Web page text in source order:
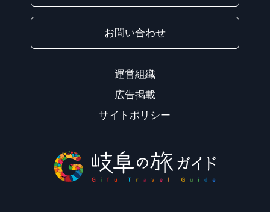
お問い合わせ
運営組織
広告掲載
サイトポリシー